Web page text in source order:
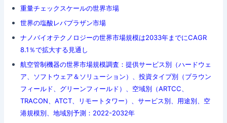
重量チェックスケールの世界市場
世界の塩酸レバプラザン市場
ナノバイオテクノロジーの世界市場規模は2033年までにCAGR
8.1％で拡大する見通し
航空管制機器の世界市場規模調査：提供サービス別（ハードウェ
ア、ソフトウェア＆ソリューション）、投資タイプ別（ブラウン
フィールド、グリーンフィールド）、空域別（ARTCC、
TRACON、ATCT、リモートタワー）、サービス別、用途別、空
港規模別、地域別予測：2022-2032年